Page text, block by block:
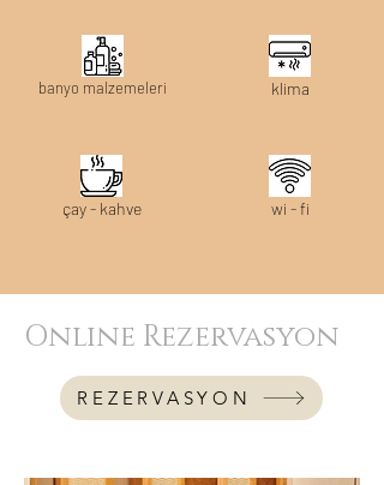
banyo malzemeleri klima
çay - kahve wi - fi
Onlıne Rezervasyon
REZERVASYON